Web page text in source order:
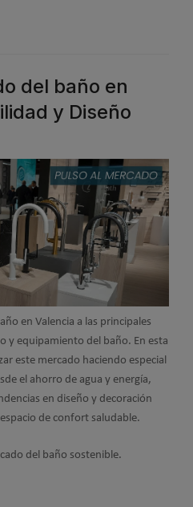
del baño en
y Diseño
en Valencia a las principales
y equipamiento del baño. En esta
este mercado haciendo especial
el ahorro de agua y energía,
en diseño y decoración
de confort saludable.
del baño sostenible.